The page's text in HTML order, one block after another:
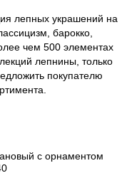
лепных украшений на
барокко,
чем 500 элементах
лепнины, только
покупателю
с орнаментом